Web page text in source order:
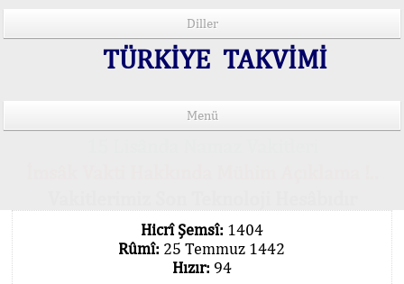
Diller
TÜRKİYE TAKVİMİ
Menü
Hicrî Şemsî: 1404
Rûmî: 25 Temmuz 1442
Hızır: 94